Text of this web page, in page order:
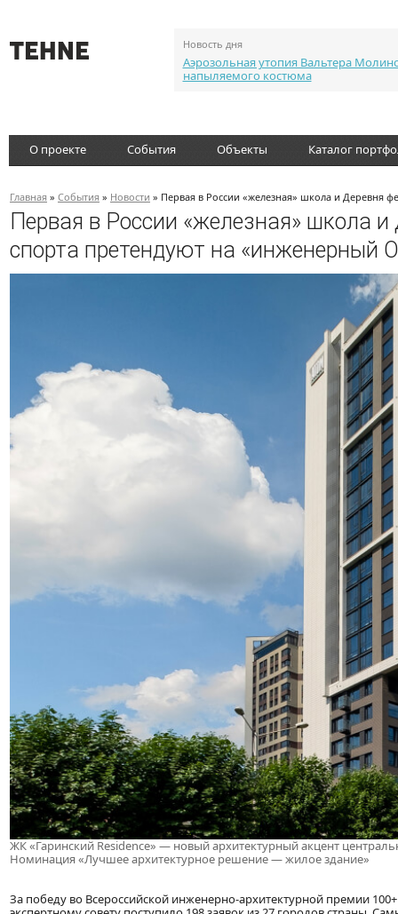
Новость дня
Аэрозольная утопия Вальтера
напыляемого костюма
О проекте События Объекты Каталог
Главная » События » Новости » Первая в России «железная» школа и Деревня
Первая в России «железная» школа и
спорта претендуют на «инженерный
ЖК «Гаринский Residence» — новый архитектурный акцент
Номинация «Лучшее архитектурное решение — жилое здание»
За победу во Всероссийской инженерно-архитектурной премии